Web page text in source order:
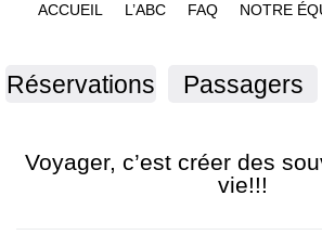
ACCUEIL
L’ABC FAQ NOTRE
Réservations Passagers
Voyager, c’est créer des
vie!!!